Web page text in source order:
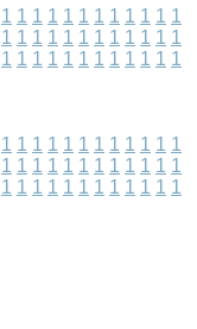
1 1 1 1 1 1 1 1 1 1 1 1
1 1 1 1 1 1 1 1 1 1 1 1
1 1 1 1 1 1 1 1 1 1 1 1
1 1 1 1 1 1 1 1 1 1 1 1
1 1 1 1 1 1 1 1 1 1 1 1
1 1 1 1 1 1 1 1 1 1 1 1